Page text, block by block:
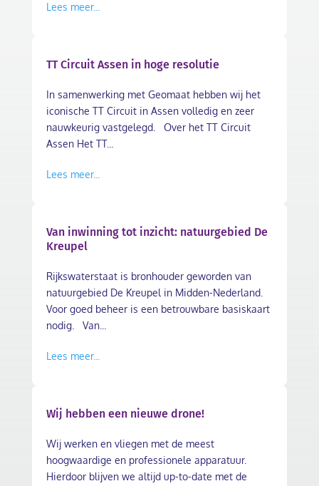
Lees meer...
TT Circuit Assen in hoge resolutie
In samenwerking met Geomaat hebben wij het
iconische TT Circuit in Assen volledig en zeer
nauwkeurig vastgelegd. Over het TT Circuit
Assen Het TT...
Lees meer...
Van inwinning tot inzicht: natuurgebied De
Kreupel
Rijkswaterstaat is bronhouder geworden van
natuurgebied De Kreupel in Midden-Nederland.
Voor goed beheer is een betrouwbare basiskaart
nodig. Van...
Lees meer...
Wij hebben een nieuwe drone!
Wij werken en vliegen met de meest
hoogwaardige en professionele apparatuur.
Hierdoor blijven we altijd up-to-date met de